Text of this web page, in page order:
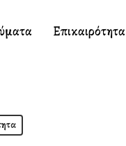
Επικαιρότητα